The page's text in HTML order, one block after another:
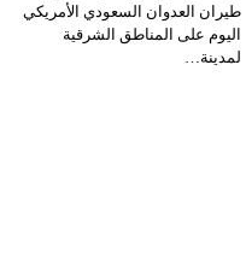
طيران العدوان السعودي الأمريكي
اليوم على المناطق الشرقية
لمدينة…